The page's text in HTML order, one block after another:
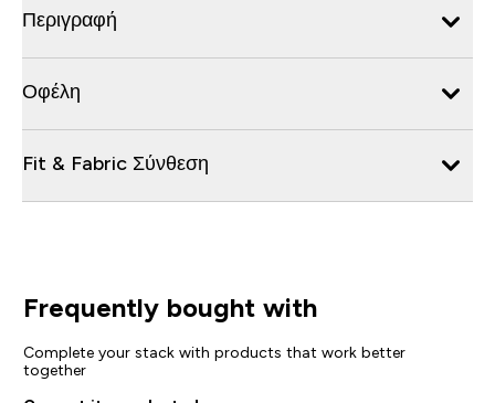
Περιγραφή
Οφέλη
Fit & Fabric Σύνθεση
Frequently bought with
Complete your stack with products that work better
together